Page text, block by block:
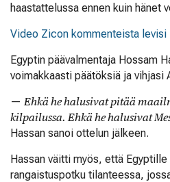
haastattelussa ennen kuin hänet
Video Zicon kommenteista levisi
Egyptin päävalmentaja Hossam
voimakkaasti päätöksiä ja vihjasi
— Ehkä he halusivat pitää
kilpailussa. Ehkä he halusivat
Hassan sanoi ottelun jälkeen.
Hassan väitti myös, että
rangaistuspotku tilanteessa,